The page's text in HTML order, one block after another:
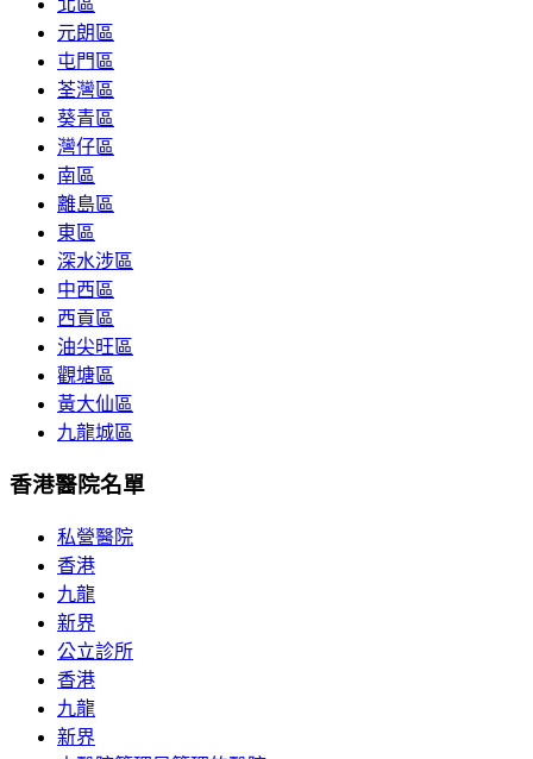
元朗區
屯門區
荃灣區
葵青區
灣仔區
南區
離島區
東區
深水涉區
中西區
西貢區
油尖旺區
觀塘區
黃大仙區
九龍城區
香港醫院名單
私營醫院
香港
九龍
新界
公立診所
香港
九龍
新界